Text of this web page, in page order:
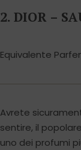
2. DIOR –
Equivalente
Avrete
sentire, il
uno dei profumi